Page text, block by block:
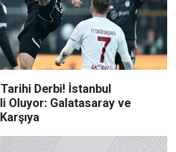
Derbi! İstanbul
Oluyor: Galatasaray ve